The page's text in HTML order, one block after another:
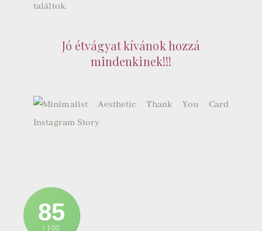
találtok.
Jó étvágyat kívánok hozzá
mindenkinek!!!
85
/ 100